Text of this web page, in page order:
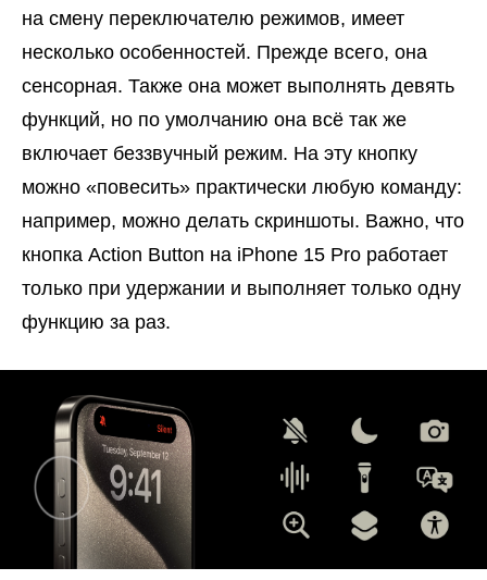
на смену переключателю режимов, имеет
несколько особенностей. Прежде всего, она
сенсорная. Также она может выполнять девять
функций, но по умолчанию она всё так же
включает беззвучный режим. На эту кнопку
можно «повесить» практически любую команду:
например, можно делать скриншоты. Важно, что
кнопка Action Button на iPhone 15 Pro работает
только при удержании и выполняет только одну
функцию за раз.